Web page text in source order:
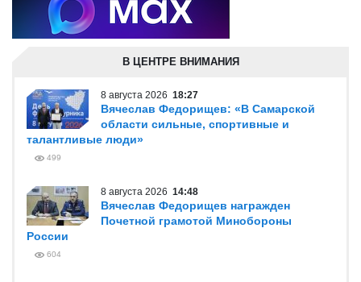
В ЦЕНТРЕ ВНИМАНИЯ
8 августа 2026 18:27
Вячеслав Федорищев: «В Самарской
области сильные, спортивные и
талантливые люди»
499
8 августа 2026 14:48
Вячеслав Федорищев награжден
Почетной грамотой Минобороны
России
604